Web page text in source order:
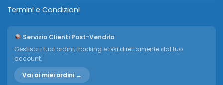
Termini e Condizioni
Servizio Clienti Post-Vendita
Gestisci i tuoi ordini, tracking e resi direttamente dal tuo
account.
Vai ai miei ordini →